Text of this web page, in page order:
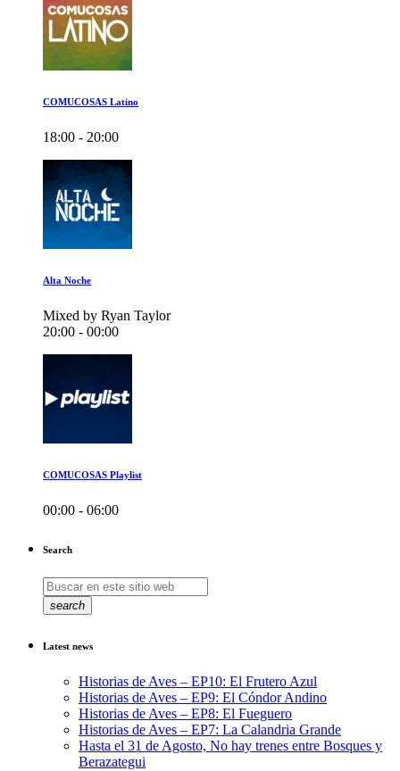
COMUCOSAS Latino
18:00 - 20:00
Alta Noche
Mixed by Ryan Taylor
20:00 - 00:00
COMUCOSAS Playlist
00:00 - 06:00
Search
search
Latest news
Historias de Aves – EP10: El Frutero Azul
Historias de Aves – EP9: El Cóndor Andino
Historias de Aves – EP8: El Fueguero
Historias de Aves – EP7: La Calandria Grande
Hasta el 31 de Agosto, No hay trenes entre Bosques y
Berazategui